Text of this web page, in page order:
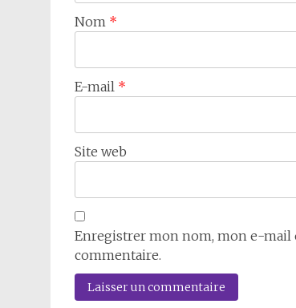
Nom *
E-mail *
Site web
Enregistrer mon nom, mon e-mail
commentaire.